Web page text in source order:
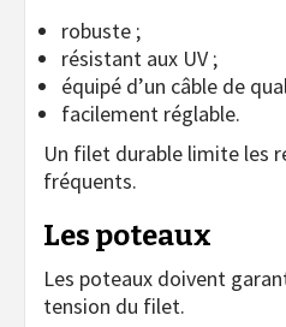
robuste ;
résistant aux UV ;
équipé d’un câble de
facilement réglable.
Un filet durable limite les
fréquents.
Les poteaux
Les poteaux doivent
tension du filet.